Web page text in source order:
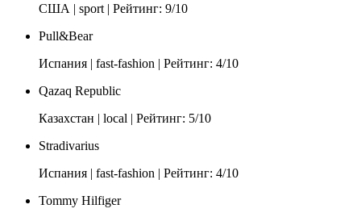
США | sport | Рейтинг: 9/10
Pull&Bear
Испания | fast-fashion | Рейтинг: 4/10
Qazaq Republic
Казахстан | local | Рейтинг: 5/10
Stradivarius
Испания | fast-fashion | Рейтинг: 4/10
Tommy Hilfiger